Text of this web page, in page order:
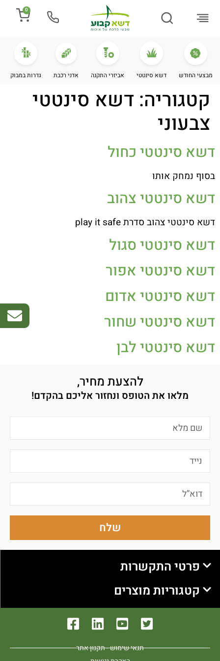
0
מבצעי החודש דשא סינטטי אביזרי התקנה אדני רכבת גדרות במבוק
קטגוריה: דשא סינטטי
צבעוני
דשא סינטטי כחול
בסוף נמחק אותו
דשא סינטטי צהוב
דשא סינטטי צהוב סדרת play it safe
דשא סינטטי סגול
דשא סינטטי אפור
דשא סינטטי אדום
דשא סינטטי שחור
דשא סינטטי לבן
להצעת מחיר,
מלאו את הטופס ונחזור אליכם בהקדם!
שלח
פרטי התקשרות
קטגוריות מוצרים
תנאי שימוש - תקנון אתר